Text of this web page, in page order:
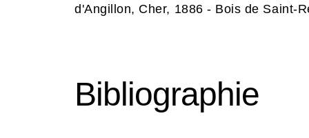
d'Angillon, Cher, 1886 - Bois de Saint-
Bibliographie